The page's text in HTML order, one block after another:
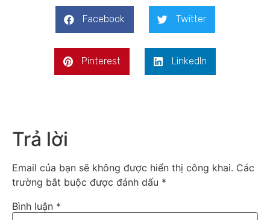
Facebook Twitter
Pinterest LinkedIn
Trả lời
Email của bạn sẽ không được hiển thị công khai. Các
trường bắt buộc được đánh dấu *
Bình luận *